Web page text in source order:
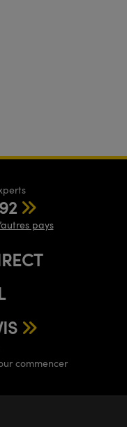
pays
commencer